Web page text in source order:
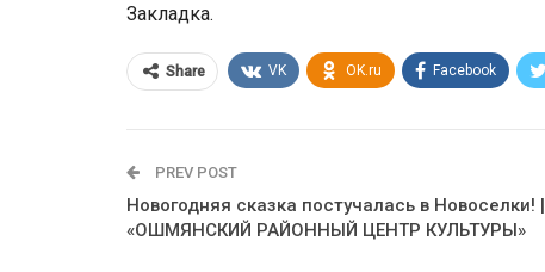
Закладка.
Share VK OK.ru Facebook
PREV POST
Новогодняя сказка постучалась в Новоселки! |
«ОШМЯНСКИЙ РАЙОННЫЙ ЦЕНТР КУЛЬТУРЫ»